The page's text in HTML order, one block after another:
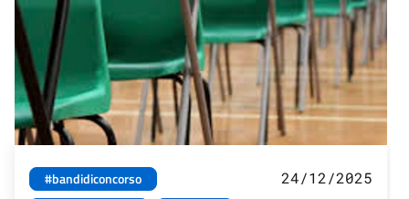
#bandidiconcorso
24/12/2025